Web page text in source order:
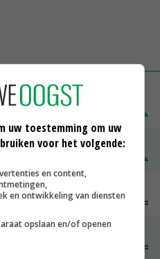
€ 134,00 € 0,00
uw toestemming om uw
voor het volgende:
en content,
en ontwikkeling van diensten
opslaan en/of openen